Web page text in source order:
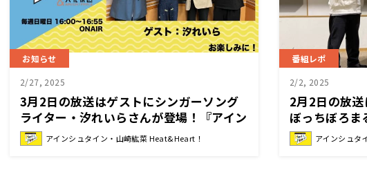
お知らせ
2/27, 2025
3月2日の放送はゲストにシンガーソング
ライター・汐れいらさんが登場！『アイン
シュタイン・山崎紘菜 Heat&Heart!』
アインシュタイン・山崎紘菜 Heat&Heart！
番組レポ
2/2, 2025
2月2日の放送
ぼっちぼろま
まるの母星！
に！？『アイ
アインシュタ